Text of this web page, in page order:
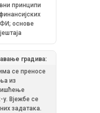
принципи
основе
градива:
се преносе
из
у. Вјежбе се
задатака.